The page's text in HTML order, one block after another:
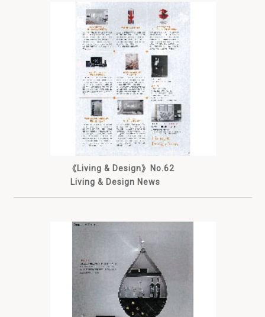
《Living & Design》No.62
Living & Design News